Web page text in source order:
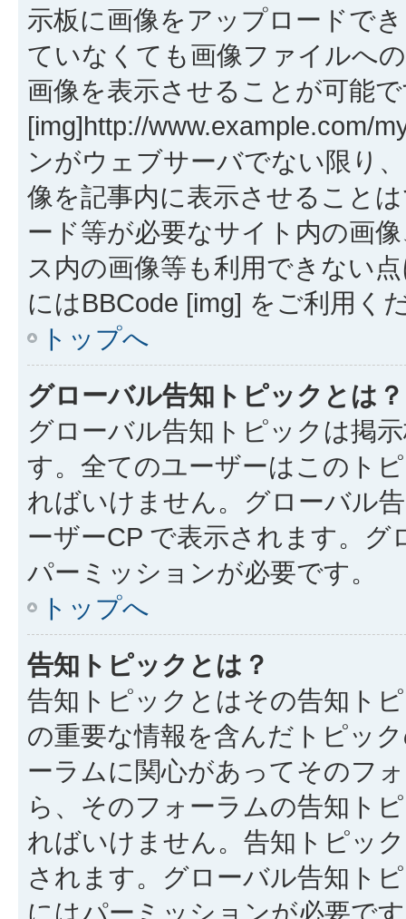
示板に画像をアップロードで
ていなくても画像ファイルへ
画像を表示させることが可能
[img]http://www.example.com/
ンがウェブサーバでない限り
像を記事内に表示させること
ード等が必要なサイト内の画
ス内の画像等も利用できない
にはBBCode [img] をご利用く
トップへ
グローバル告知トピックとは？
グローバル告知トピックは掲
す。全てのユーザーはこのト
ればいけません。グローバル
ーザーCP で表示されます。
パーミッションが必要です。
トップへ
告知トピックとは？
告知トピックとはその告知ト
の重要な情報を含んだトピッ
ーラムに関心があってそのフ
ら、そのフォーラムの告知ト
ればいけません。告知トピッ
されます。グローバル告知ト
にはパーミッションが必要で